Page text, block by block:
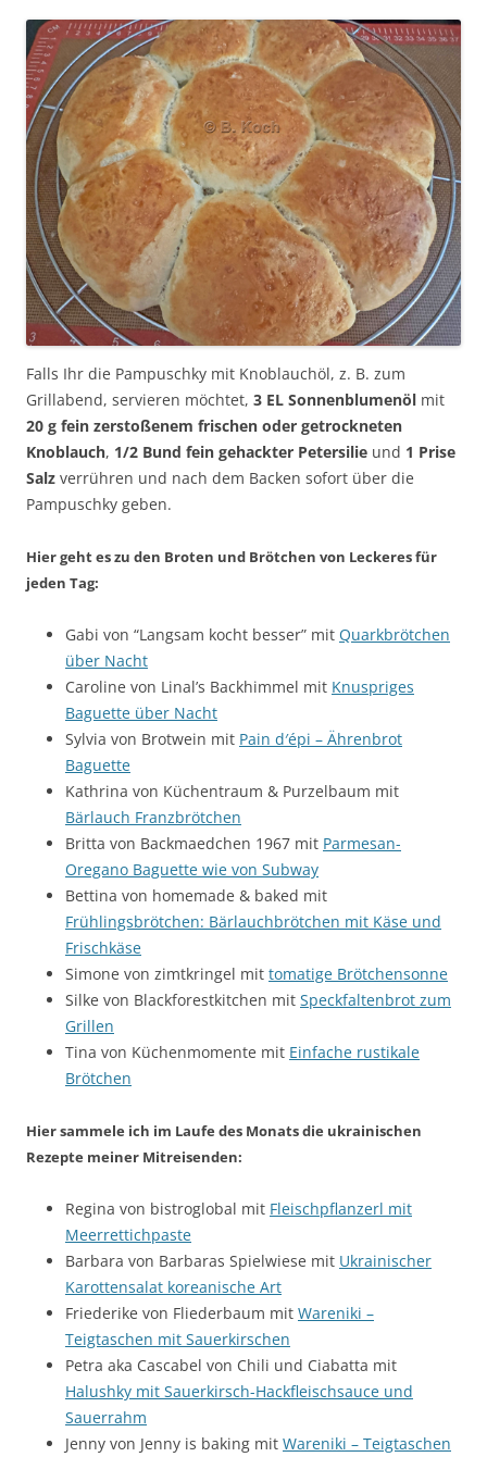
Falls Ihr die Pampuschky mit Knoblauchöl, z. B. zum
Grillabend, servieren möchtet, 3 EL Sonnenblumenöl mit
20 g fein zerstoßenem frischen oder getrockneten
Knoblauch, 1/2 Bund fein gehackter Petersilie und 1 Prise
Salz verrühren und nach dem Backen sofort über die
Pampuschky geben.
Hier geht es zu den Broten und Brötchen von Leckeres für
jeden Tag:
Gabi von “Langsam kocht besser” mit Quarkbrötchen
über Nacht
Caroline von Linal’s Backhimmel mit Knuspriges
Baguette über Nacht
Sylvia von Brotwein mit Pain d′épi – Ährenbrot
Baguette
Kathrina von Küchentraum & Purzelbaum mit
Bärlauch Franzbrötchen
Britta von Backmaedchen 1967 mit Parmesan-
Oregano Baguette wie von Subway
Bettina von homemade & baked mit
Frühlingsbrötchen: Bärlauchbrötchen mit Käse und
Frischkäse
Simone von zimtkringel mit tomatige Brötchensonne
Silke von Blackforestkitchen mit Speckfaltenbrot zum
Grillen
Tina von Küchenmomente mit Einfache rustikale
Brötchen
Hier sammele ich im Laufe des Monats die ukrainischen
Rezepte meiner Mitreisenden:
Regina von bistroglobal mit Fleischpflanzerl mit
Meerrettichpaste
Barbara von Barbaras Spielwiese mit Ukrainischer
Karottensalat koreanische Art
Friederike von Fliederbaum mit Wareniki –
Teigtaschen mit Sauerkirschen
Petra aka Cascabel von Chili und Ciabatta mit
Halushky mit Sauerkirsch-Hackfleischsauce und
Sauerrahm
Jenny von Jenny is baking mit Wareniki – Teigtaschen